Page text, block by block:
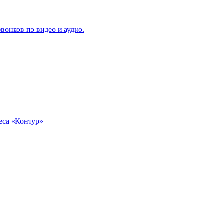
по видео и аудио.
«Контур»